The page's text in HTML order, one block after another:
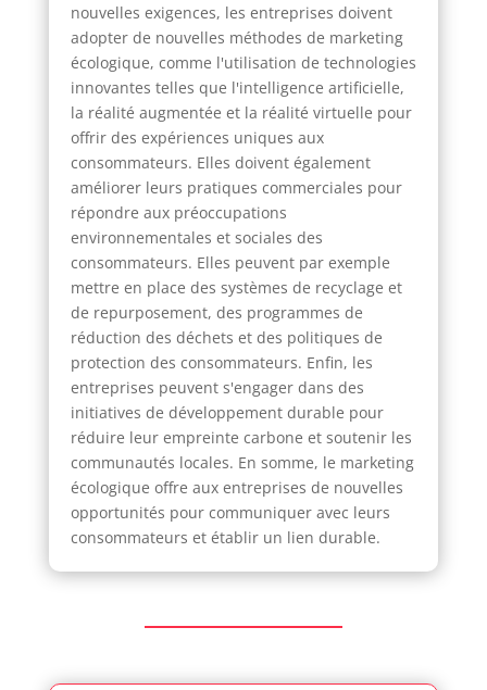
nouvelles exigences, les entreprises doivent
adopter de nouvelles méthodes de marketing
écologique, comme l'utilisation de technologies
innovantes telles que l'intelligence artificielle,
la réalité augmentée et la réalité virtuelle pour
offrir des expériences uniques aux
consommateurs. Elles doivent également
améliorer leurs pratiques commerciales pour
répondre aux préoccupations
environnementales et sociales des
consommateurs. Elles peuvent par exemple
mettre en place des systèmes de recyclage et
de repurposement, des programmes de
réduction des déchets et des politiques de
protection des consommateurs. Enfin, les
entreprises peuvent s'engager dans des
initiatives de développement durable pour
réduire leur empreinte carbone et soutenir les
communautés locales. En somme, le marketing
écologique offre aux entreprises de nouvelles
opportunités pour communiquer avec leurs
consommateurs et établir un lien durable.